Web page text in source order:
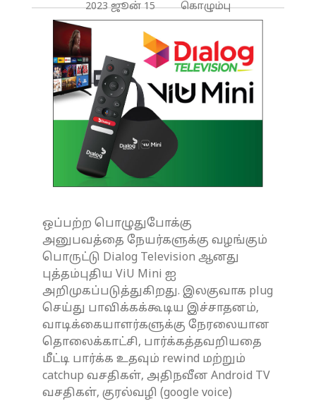
2023 ஜூன் 15 கொழும்பு
ஒப்பற்ற பொழுதுபோக்கு
அனுபவத்தை நேயர்களுக்கு வழங்கும்
பொருட்டு Dialog Television ஆனது
புத்தம்புதிய ViU Mini ஐ
அறிமுகப்படுத்துகிறது. இலகுவாக plug
செய்து பாவிக்கக்கூடிய இச்சாதனம்,
வாடிக்கையாளர்களுக்கு நேரலையான
தொலைக்காட்சி, பார்க்கத்தவறியதை
மீட்டி பார்க்க உதவும் rewind மற்றும்
catchup வசதிகள், அதிநவீன Android TV
வசதிகள், குரல்வழி (google voice)